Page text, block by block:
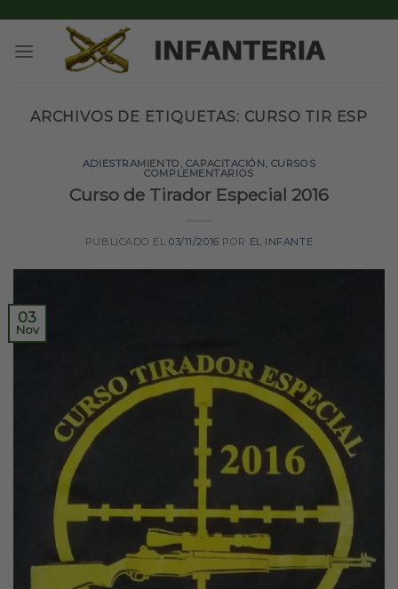
content
ARCHIVOS DE ETIQUETAS: CURSO TIR ESP
ADIESTRAMIENTO , CAPACITACIÓN , CURSOS
COMPLEMENTARIOS
Curso de Tirador Especial 2016
PUBLICADO EL03/11/2016 POR EL INFANTE
03
Nov